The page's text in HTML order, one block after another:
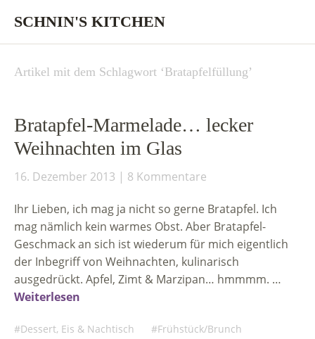
SCHNIN'S KITCHEN
Artikel mit dem Schlagwort ‘Bratapfelfüllung’
Bratapfel-Marmelade… lecker
Weihnachten im Glas
16. Dezember 2013 8 Kommentare
Ihr Lieben, ich mag ja nicht so gerne Bratapfel. Ich
mag nämlich kein warmes Obst. Aber Bratapfel-
Geschmack an sich ist wiederum für mich eigentlich
der Inbegriff von Weihnachten, kulinarisch
ausgedrückt. Apfel, Zimt & Marzipan… hmmmm. …
Weiterlesen
Dessert, Eis & Nachtisch
Frühstück/Brunch